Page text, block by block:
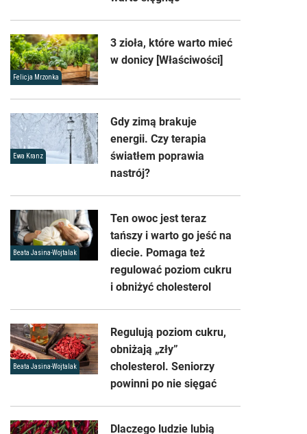
Felicja Mrzonka
3 zioła, które warto mieć
w donicy [Właściwości]
Ewa Kranz
Gdy zimą brakuje
energii. Czy terapia
światłem poprawia
nastrój?
Beata Jasina-Wojtalak
Ten owoc jest teraz
tańszy i warto go jeść na
diecie. Pomaga też
regulować poziom cukru
i obniżyć cholesterol
Beata Jasina-Wojtalak
Regulują poziom cukru,
obniżają „zły”
cholesterol. Seniorzy
powinni po nie sięgać
Dlaczego ludzie lubią